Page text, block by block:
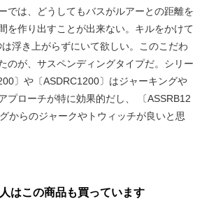
では、どうしてもバスがルアーとの距離を
を作り出すことが出来ない。キルをかけて
浮き上がらずにいて欲しい。このこだわ
のが、サスペンディングタイプだ。シリー
〕や〔ASDRC1200〕はジャーキングや
プローチが特に効果的だし、 〔ASSRB12
からのジャークやトウィッチが良いと思
はこの商品も買っています